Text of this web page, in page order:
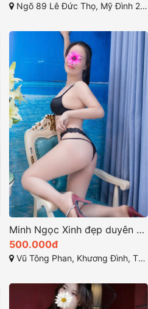
Ngõ 89 Lê Đức Thọ, Mỹ Đình 2, Từ Liêm, Hà Nội
Minh Ngọc Xinh đẹp duyên dáng vui vẻ nhiệt tình
500.000đ
Vũ Tông Phan, Khương Đình, Thanh Xuân, Hà Nội